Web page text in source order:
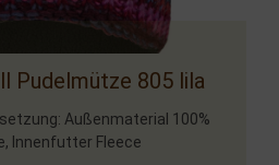
Pudelmütze 805 lila
Außenmaterial 100%
Innenfutter Fleece